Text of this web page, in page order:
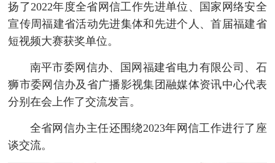
扬了2022年度全省网信工作先进单位、国家网络安全
宣传周福建省活动先进集体和先进个人、首届福建省
短视频大赛获奖单位。
南平市委网信办、国网福建省电力有限公司、石
狮市委网信办及省广播影视集团融媒体资讯中心代表
分别在会上作了交流发言。
全省网信办主任还围绕2023年网信工作进行了座
谈交流。